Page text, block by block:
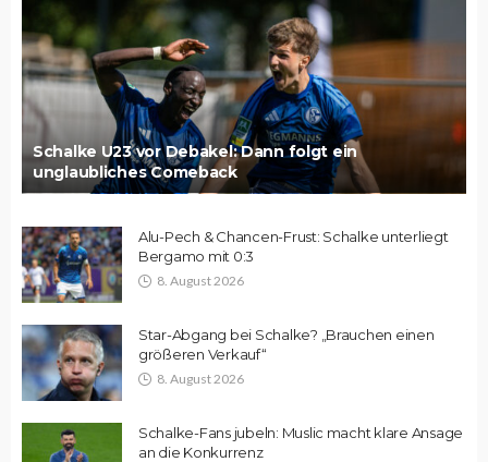
Schalke U23 vor Debakel: Dann folgt ein
unglaubliches Comeback
Alu-Pech & Chancen-Frust: Schalke unterliegt
Bergamo mit 0:3
8. August 2026
Star-Abgang bei Schalke? „Brauchen einen
größeren Verkauf“
8. August 2026
Schalke-Fans jubeln: Muslic macht klare Ansage
an die Konkurrenz